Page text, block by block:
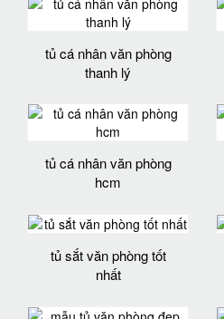
tủ cá nhân văn phòng
thanh lý
tủ cá nhân văn phòng
hcm
tủ sắt văn phòng tốt
nhất